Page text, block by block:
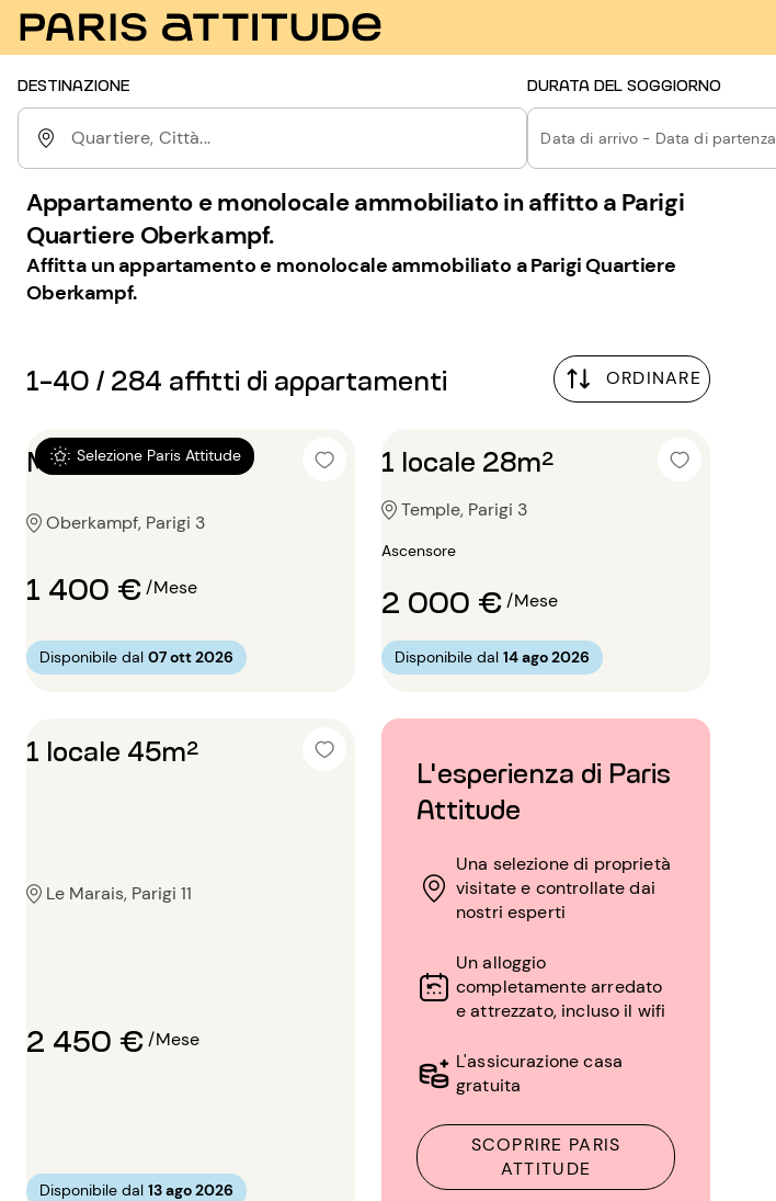
DESTINAZIONE
Quartiere, Città...
DURATA DEL SOGGIORNO
Data di arrivo - Data di partenza
Appartamento e monolocale ammobiliato in affitto a Parigi
Quartiere Oberkampf.
Affitta un appartamento e monolocale ammobiliato a Parigi Quartiere
Oberkampf.
1-40 / 284 affitti di appartamenti ORDINARE
L'esperienza di Paris
Attitude
Una selezione di proprietà
visitate e controllate dai
nostri esperti
Un alloggio
completamente arredato
e attrezzato, incluso il wifi
L'assicurazione casa
gratuita
SCOPRIRE PARIS
ATTITUDE
Selezione Paris Attitude
Monolocale 27m²
Oberkampf, Parigi 3
1 400 €/Mese
Disponibile dal 07 ott 2026
1 locale 28m²
Temple, Parigi 3
Ascensore
2 000 €/Mese
Disponibile dal 14 ago 2026
1 locale 45m²
Le Marais, Parigi 11
2 450 €/Mese
Disponibile dal 13 ago 2026